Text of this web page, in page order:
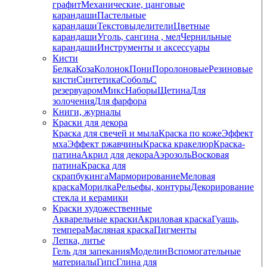
графитМеханические, цанговые
карандашиПастельные
карандашиТекстовыделителиЦветные
карандашиУголь, сангина , мелЧернильные
карандашиИнструменты и аксессуары
Кисти
БелкаКозаКолонокПониПоролоновыеРезиновые
кистиСинтетикаСобольС
резервуаромМиксНаборыЩетинаДля
золоченияДля фарфора
Книги, журналы
Краски для декора
Краска для свечей и мылаКраска по кожеЭффект
мхаЭффект ржавчиныКраска кракелюрКраска-
патинаАкрил для декораАэрозольВосковая
патинаКраска для
скрапбукингаМарморированиеМеловая
краскаМорилкаРельефы, контурыДекорирование
стекла и керамики
Краски художественные
Акварельные краскиАкриловая краскаГуашь,
темпераМасляная краскаПигменты
Лепка, литье
Гель для запеканияМоделинВспомогательные
материалыГипсГлина для